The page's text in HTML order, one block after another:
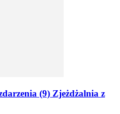
(9) Zjeżdżalnia z